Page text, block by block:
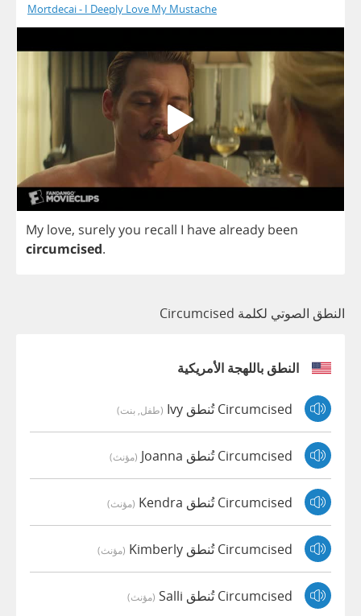
Mortdecai - I Deeply Love My Mustache
My love, surelyyou recall I havealready been
circumcised.
النطق الصوتي لكلمة Circumcised
النطق باللهجة الأمريكية
Circumcised تُنطق Ivy (طفل, بنت)
Circumcised تُنطق Joanna (مؤنث)
Circumcised تُنطق Kendra (مؤنث)
Circumcised تُنطق Kimberly (مؤنث)
Circumcised تُنطق Salli (مؤنث)